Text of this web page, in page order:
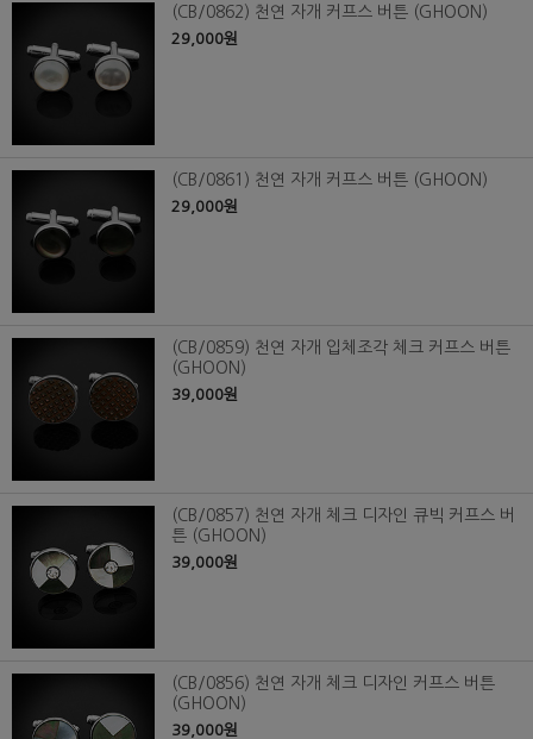
(CB/0862) 천연 자개 커프스 버튼 (GHOON)
29,000원
(CB/0861) 천연 자개 커프스 버튼 (GHOON)
29,000원
(CB/0859) 천연 자개 입체조각 체크 커프스 버튼
(GHOON)
39,000원
(CB/0857) 천연 자개 체크 디자인 큐빅 커프스 버
튼 (GHOON)
39,000원
(CB/0856) 천연 자개 체크 디자인 커프스 버튼
(GHOON)
39,000원